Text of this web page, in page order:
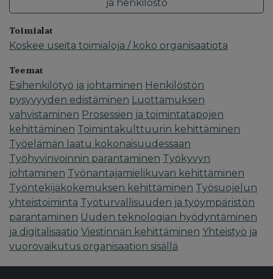
ja henkilöstö
Toimialat
Koskee useita toimialoja / koko organisaatiota
Teemat
Esihenkilötyö ja johtaminen Henkilöstön
pysyvyyden edistäminen Luottamuksen
vahvistaminen Prosessien ja toimintatapojen
kehittäminen Toimintakulttuurin kehittäminen
Työelämän laatu kokonaisuudessaan
Työhyvinvoinnin parantaminen Työkyvyn
johtaminen Työnantajamielikuvan kehittäminen
Työntekijäkokemuksen kehittäminen Työsuojelun
yhteistoiminta Työturvallisuuden ja työympäristön
parantaminen Uuden teknologian hyödyntäminen
ja digitalisaatio Viestinnän kehittäminen Yhteistyö ja
vuorovaikutus organisaation sisällä